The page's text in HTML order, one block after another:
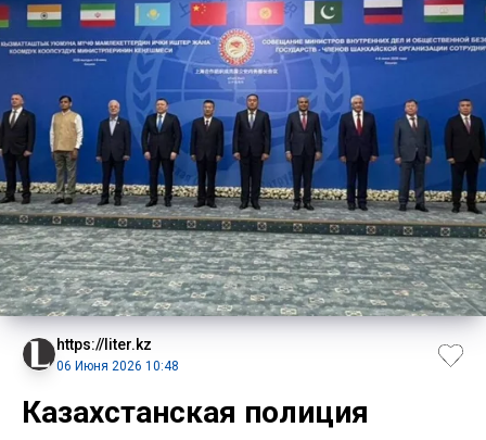
https://liter.kz
06 Июня 2026 10:48
Казахстанская полиция